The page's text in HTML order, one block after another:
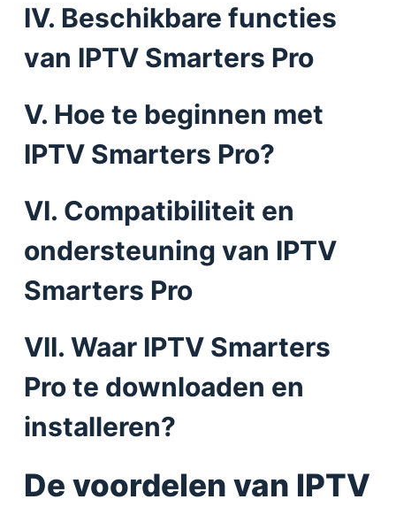
IV. Beschikbare functies
van IPTV Smarters Pro
V. Hoe te beginnen met
IPTV Smarters Pro?
VI. Compatibiliteit en
ondersteuning van IPTV
Smarters Pro
VII. Waar IPTV Smarters
Pro te downloaden en
installeren?
De voordelen van IPTV